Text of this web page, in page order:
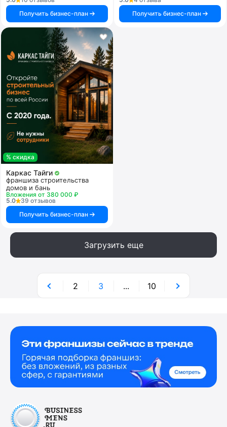
Получить бизнес-план
Получить бизнес-план
% скидка
Каркас Тайги
франшиза строительства
домов и бань
Вложения от 380 000 ₽
5.0
39 отзывов
Получить бизнес-план
Загрузить еще
2 3 ... 10